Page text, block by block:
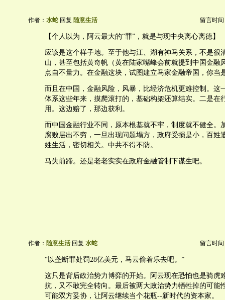
作者： 水蛇 回复 随意生活 留言时间
【个人以为，阿云最大的“罪”，就是与现中央离心离德】
应该是这个样子地。至于他与江、湖有神马关系，不是很
山，甚至包括黄奇帆（黄在陆家嘴峰会前就提到中国金融
点自不量力。在金融这块，试图建立马家金融帝国，你当
而且在中国，金融风险，风暴，比经济危机更难控制。这
体系这些年来，摸爬滚打的，基础构架还算结实。二是在
用。这边赔了，那边获利。
而中国金融行业不同，原本根基就不牢，制度就不健全。
腐败层出不穷，一旦出现问题塌方，政府受损是小，百姓
姓生活，密切相关。中共不得不防。
马失前蹄。还是老老实实在政府金融管制下谋生吧。
作者： 随意生活 回复 水蛇 留言时间
“以垄断罪处罚28亿美元，马云偷着乐去吧。”
这只是背后政治势力博弈的开始。阿云现在恐怕也是骑虎
抗，又不敢完全转向。最后被两大政治势力牺牲掉的可能
可能双方妥协，让阿云继续当个花瓶--新时代的资本家。